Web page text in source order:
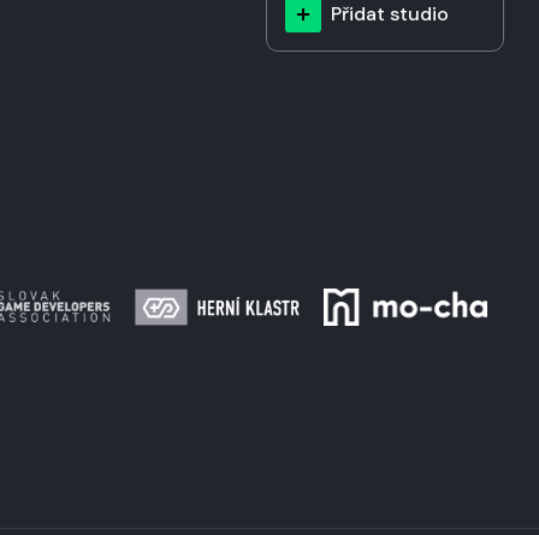
Přidat studio